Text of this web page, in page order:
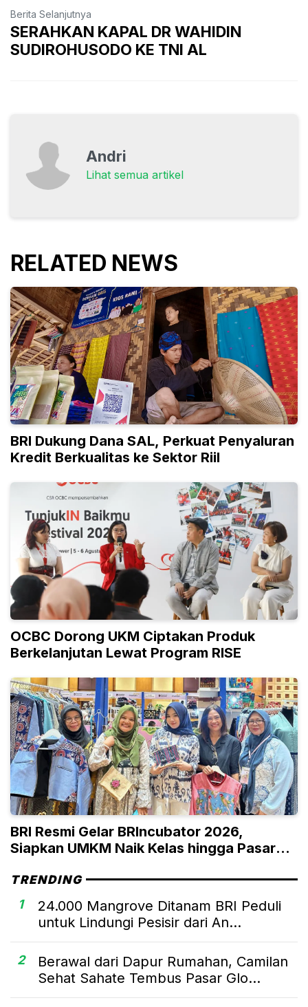
Berita Selanjutnya
SERAHKAN KAPAL DR WAHIDIN
SUDIROHUSODO KE TNI AL
Andri
Lihat semua artikel
RELATED NEWS
BRI Dukung Dana SAL, Perkuat Penyaluran
Kredit Berkualitas ke Sektor Riil
OCBC Dorong UKM Ciptakan Produk
Berkelanjutan Lewat Program RISE
BRI Resmi Gelar BRIncubator 2026,
Siapkan UMKM Naik Kelas hingga Pasar
TRENDING
1
24.000 Mangrove Ditanam BRI Peduli
untuk Lindungi Pesisir dari An...
2
Berawal dari Dapur Rumahan, Camilan
Sehat Sahate Tembus Pasar Glo...